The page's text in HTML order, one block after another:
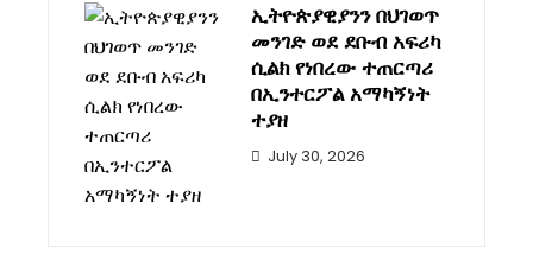
ኢትዮጵያዊያንን በህገወጥ
መንገድ ወደ ደቡብ አፍሪካ
ሲልክ የነበረው ተጠርጣሪ
በኢንተርፖል አማካኝነት
ተያዘ
July 30, 2026